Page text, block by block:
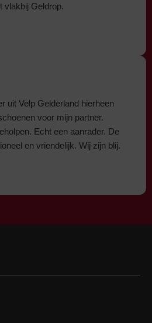
vlakbij Geldrop.
uit Velp Gelderland hierheen
voor mijn partner.
Echt een aanrader. De
en vriendelijk. Wij zijn blij.